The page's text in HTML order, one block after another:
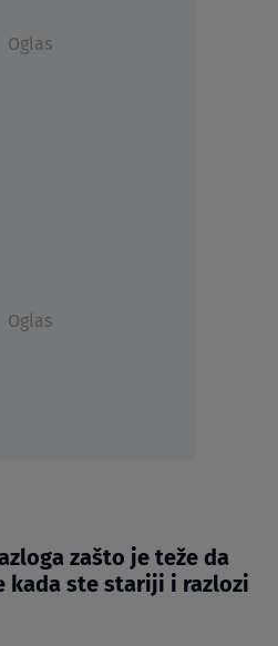
Oglas
Oglas
zašto je teže da
ste stariji i razlozi